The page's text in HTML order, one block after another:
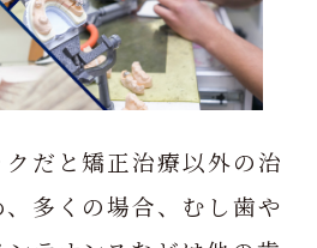
だと矯正治療以外の治
多くの場合、むし歯や